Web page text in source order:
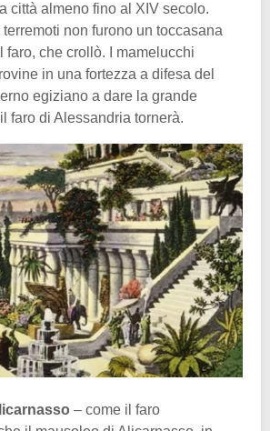
città almeno fino al XIV secolo.
non furono un toccasana
faro, che crollò. I mamelucchi
in una fortezza a difesa del
egiziano a dare la grande
faro di Alessandria tornerà.
– come il faro